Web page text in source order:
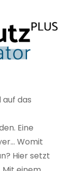
auf das
Eine
Womit
Hier setzt